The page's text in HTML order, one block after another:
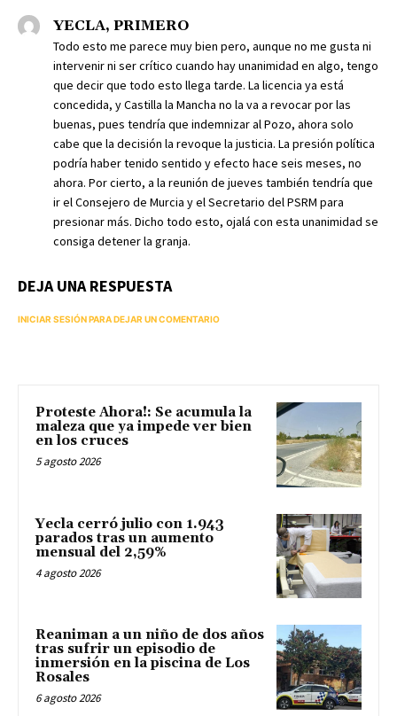
YECLA, PRIMERO
Todo esto me parece muy bien pero, aunque no me gusta ni
intervenir ni ser crítico cuando hay unanimidad en algo, tengo
que decir que todo esto llega tarde. La licencia ya está
concedida, y Castilla la Mancha no la va a revocar por las
buenas, pues tendría que indemnizar al Pozo, ahora solo
cabe que la decisión la revoque la justicia. La presión política
podría haber tenido sentido y efecto hace seis meses, no
ahora. Por cierto, a la reunión de jueves también tendría que
ir el Consejero de Murcia y el Secretario del PSRM para
presionar más. Dicho todo esto, ojalá con esta unanimidad se
consiga detener la granja.
DEJA UNA RESPUESTA
INICIAR SESIÓN PARA DEJAR UN COMENTARIO
Proteste Ahora!: Se acumula la
maleza que ya impede ver bien
en los cruces
5 agosto 2026
Yecla cerró julio con 1.943
parados tras un aumento
mensual del 2,59%
4 agosto 2026
Reaniman a un niño de dos años
tras sufrir un episodio de
inmersión en la piscina de Los
Rosales
6 agosto 2026